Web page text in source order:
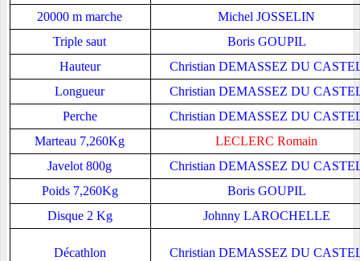
20000 m marche
Michel JOSSELIN
Triple saut
Boris GOUPIL
Hauteur
Christian DEMASSEZ DU
Longueur
Christian DEMASSEZ DU
Perche
Christian DEMASSEZ DU
Marteau 7,260Kg
LECLERC Romain
Javelot 800g
Christian DEMASSEZ DU
Poids 7,260Kg
Boris GOUPIL
Disque 2 Kg
Johnny LAROCHELLE
Décathlon Christian DEMASSEZ DU